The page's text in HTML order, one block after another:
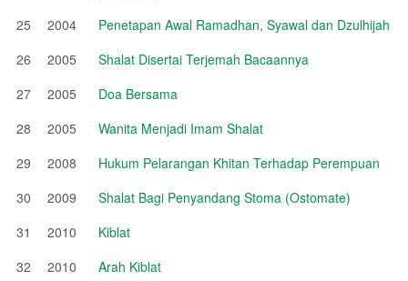
25
2004
Penetapan Awal Ramadhan, Syawal dan Dzulhijah
26
2005
Shalat Disertai Terjemah Bacaannya
27
2005
Doa Bersama
28
2005
Wanita Menjadi Imam Shalat
29
2008
Hukum Pelarangan Khitan Terhadap Perempuan
30
2009
Shalat Bagi Penyandang Stoma (Ostomate)
31
2010
Kiblat
32
2010 Arah Kiblat